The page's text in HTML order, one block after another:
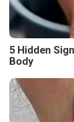
5 Hidden
Body